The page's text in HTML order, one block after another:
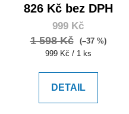
826 Kč bez DPH
999 Kč
1 598 Kč
(–37 %)
Měrná
999 Kč / 1 ks
DETAIL